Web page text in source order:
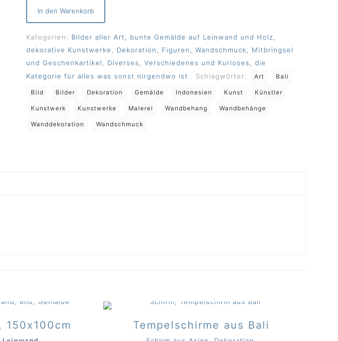
In den Warenkorb
Kategorien: Bilder aller Art, bunte Gemälde auf Leinwand und Holz,
dekorative Kunstwerke
Dekoration, Figuren, Wandschmuck, Mitbringsel
und Geschenkartikel
Diverses, Verschiedenes und Kurioses, die
Kategorie für alles was sonst nirgendwo ist
Schlagwörter: Art Bali
Bild Bilder Dekoration Gemälde Indonesien Kunst Künstler
Kunstwerk Kunstwerke Malerei Wandbehang Wandbehänge
Wanddekoration Wandschmuck
150x100cm Tempelschirme aus Bali